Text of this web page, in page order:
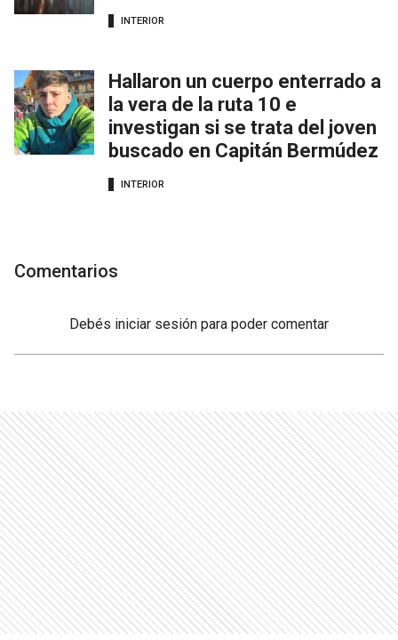
INTERIOR
Hallaron un cuerpo enterrado a
la vera de la ruta 10 e
investigan si se trata del joven
buscado en Capitán Bermúdez
INTERIOR
Comentarios
Debés iniciar sesión para poder comentar